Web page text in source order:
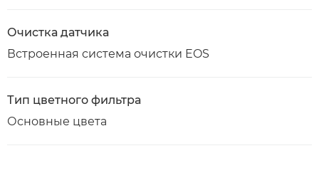
Очистка датчика
Встроенная система очистки EOS
Тип цветного фильтра
Основные цвета